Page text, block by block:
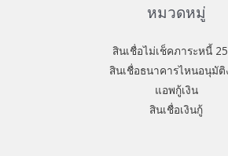
หมวดหมู่
สินเชื่อไม่เช็คภาระหนี้
สินเชื่อธนาคารไหนอนุมัติ
แอพกู้เงิน
สินเชื่อเงินกู้